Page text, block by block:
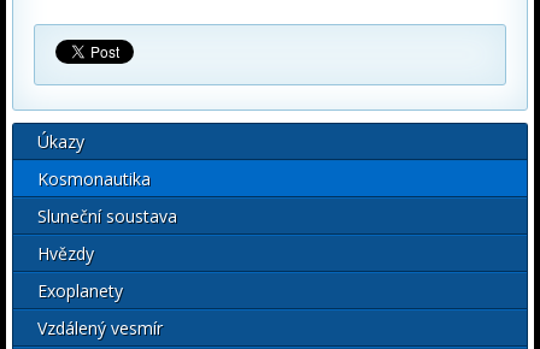
Úkazy
Kosmonautika
Sluneční soustava
Hvězdy
Exoplanety
Vzdálený vesmír